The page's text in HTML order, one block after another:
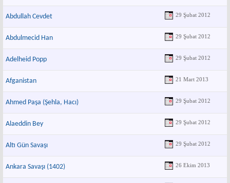
Abdullah Cevdet 29 Şubat 2012
Abdulmecid Han 29 Şubat 2012
Adelheid Popp 29 Şubat 2012
Afganistan 21 Mart 2013
Ahmed Paşa (Şehla, Hacı) 29 Şubat 2012
Alaeddin Bey 29 Şubat 2012
Altı Gün Savaşı 29 Şubat 2012
Ankara Savaşı (1402) 26 Ekim 2013